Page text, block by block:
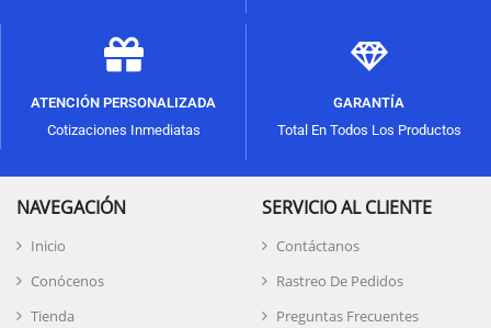
ATENCIÓN PERSONALIZADA
Cotizaciones Inmediatas
GARANTÍA
Total En Todos Los Productos
NAVEGACIÓN
Inicio
Conócenos
Tienda
SERVICIO AL CLIENTE
Contáctanos
Rastreo De Pedidos
Preguntas Frecuentes